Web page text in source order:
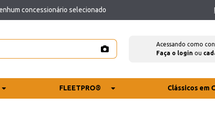
concessionário selecionado
Acessando como
Faça o login ou
FLEETPRO® Clássicos em